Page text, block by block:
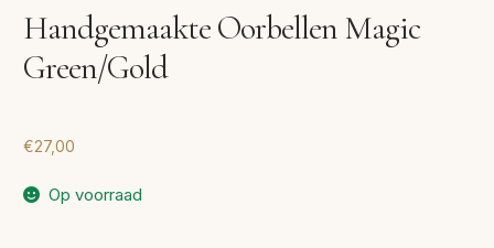
Handgemaakte Oorbellen Magic
Green/Gold
€27,00
Op voorraad